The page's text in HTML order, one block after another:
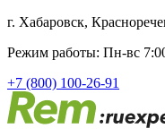
г. Хабаровск,
Режим работы: Пн-вс
+7 (800) 100-26-91